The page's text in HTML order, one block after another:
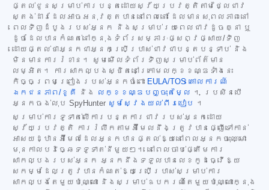
ផ្តល់ជូនសម្រាប់ការបន្តដោយស្វ័យប្រវត្តិតាមថ្លៃជាវ
ស្តង់ដារដែលអាចអនុវត្តបាននៅពេលនោះ ដែលមានសុពលភាពនៅ
ពេលទិញដំបូងរបស់អ្នក និងសម្រាប់រយៈពេលជាវដូចគ្នា ឬ
ដូចដែលបានកំណត់នៅក្នុងទំព័រសម្ភារៈផ្សព្វផ្សាយ/ទិញ
ដោយផ្តល់ថាអ្នកជាអ្នកប្រើប្រាស់ជាវជាបន្តបន្ទាប់ និង
មិនមានការរំខាន។ សូមមើលទំព័រទិញសម្រាប់ព័ត៌មាន
លម្អិត។ ការសាកល្បងស្ថិតនៅក្រោមលក្ខខណ្ឌទាំងនេះ
កិច្ចព្រមព្រៀងរបស់អ្នកចំពោះ EULA/TOS គោលការណ៍
ឯកជនភាព/ខូគី
និង លក្ខខណ្ឌបញ្ចុះតម្លៃ ។ ប្រសិនបើ
អ្នកចង់លុប SpyHunter សូមស្វែងយល់ពីរបៀប ។
សម្រាប់ការទូទាត់លើការបន្តការជាវរបស់អ្នកដោយ
ស្វ័យប្រវត្តិ ការរំលឹកតាមអ៊ីមែលនឹងត្រូវបានផ្ញើទៅកាន់
អាសយដ្ឋានអ៊ីមែលដែលអ្នកបានផ្តល់ឱ្យនៅពេលអ្នកចុះឈ្មោះ
មុនកាលបរិច្ឆេទទូទាត់នីមួយៗ។ នៅពេលចាប់ផ្តើមការ
សាកល្បងរបស់អ្នក អ្នកនឹងទទួលបានលេខកូដធ្វើឱ្យ
សកម្មដែលត្រូវបានកំណត់ឱ្យប្រើប្រាស់សម្រាប់ការ
សាកល្បងតែមួយប៉ុណ្ណោះ និងសម្រាប់ឧបករណ៍តែមួយប៉ុណ្ណោះក្នុង